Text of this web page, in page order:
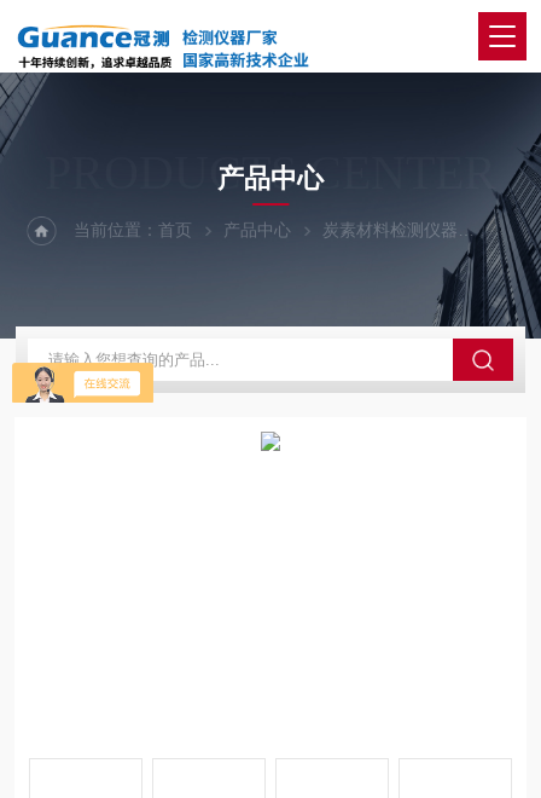
PRODUCTS CENTER
产品中心
当前位置：首页 产品中心 炭素材料检测仪器 铝用